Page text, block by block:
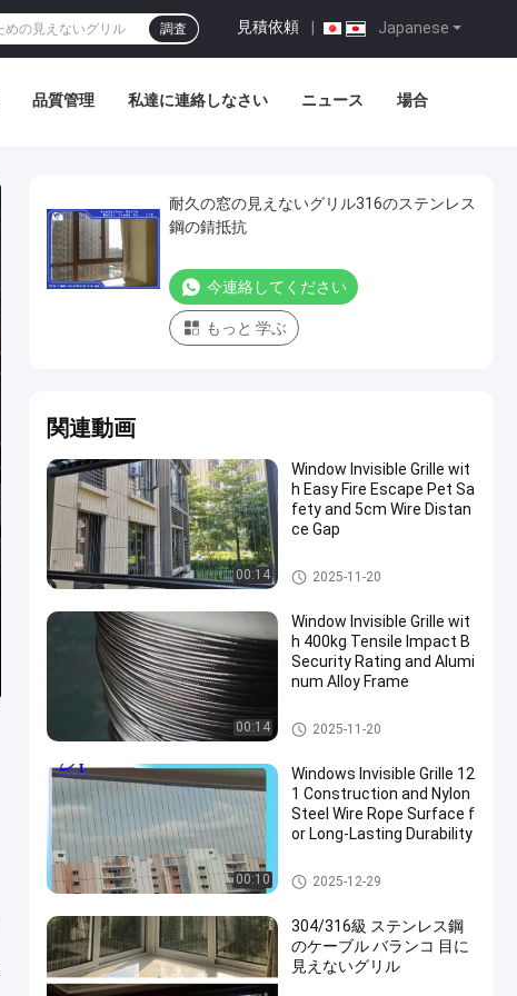
Japanese
見積依頼
調査
品質管理 私達に連絡しなさい ニュース 場合
耐久の窓の見えないグリル316のステンレス
鋼の錆抵抗
今連絡してください
もっと 学ぶ
関連動画
00:14
Window Invisible Grille wit
h Easy Fire Escape Pet Sa
fety and 5cm Wire Distan
ce Gap
窓の見えないグリル
2025-11-20
00:14
Window Invisible Grille wit
h 400kg Tensile Impact B
Security Rating and Alumi
num Alloy Frame
窓の見えないグリル
2025-11-20
00:10
Windows Invisible Grille 12
1 Construction and Nylon
Steel Wire Rope Surface f
or Long-Lasting Durability
窓の見えないグリル
2025-12-29
304/316級 ステンレス鋼
のケーブル バランコ 目に
見えないグリル